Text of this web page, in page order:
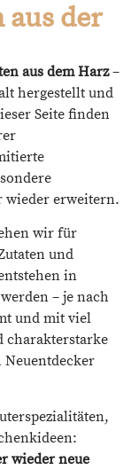
der
aus dem Harz–
hergestellt und
Seite finden
wieder erweitern.
wir für
und
in
– je nach
und mit viel
charakterstarke
Neuentdecker
wieder neue